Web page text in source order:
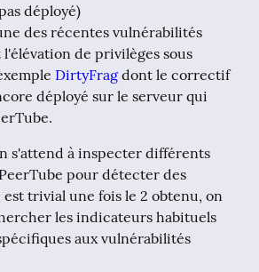
déployé)
des récentes vulnérabilités
de privilèges sous
DirtyFrag dont le correctif
déployé sur le serveur qui
s'attend à inspecter différents
pour détecter des
trivial une fois le 2 obtenu, on
les indicateurs habituels
aux vulnérabilités